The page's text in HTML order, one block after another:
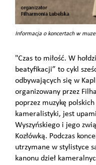
Informacja o koncertach w
"Czas to miłość. W
beatyfikacji” to cykl
odbywających się w
organizowany przez
poprzez muzykę
kameralistyki, jest
Wyszyńskiego i jego
Kozłówką. Podczas
utrzymane w stylistyce
kanonu dzieł